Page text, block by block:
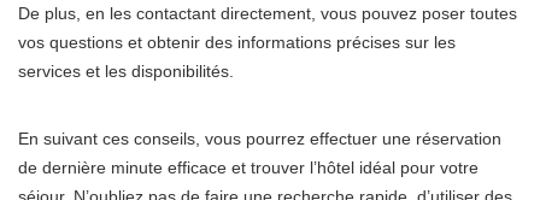
De plus, en les contactant directement, vous pouvez poser toutes
vos questions et obtenir des informations précises sur les
services et les disponibilités.
En suivant ces conseils, vous pourrez effectuer une réservation
de dernière minute efficace et trouver l’hôtel idéal pour votre